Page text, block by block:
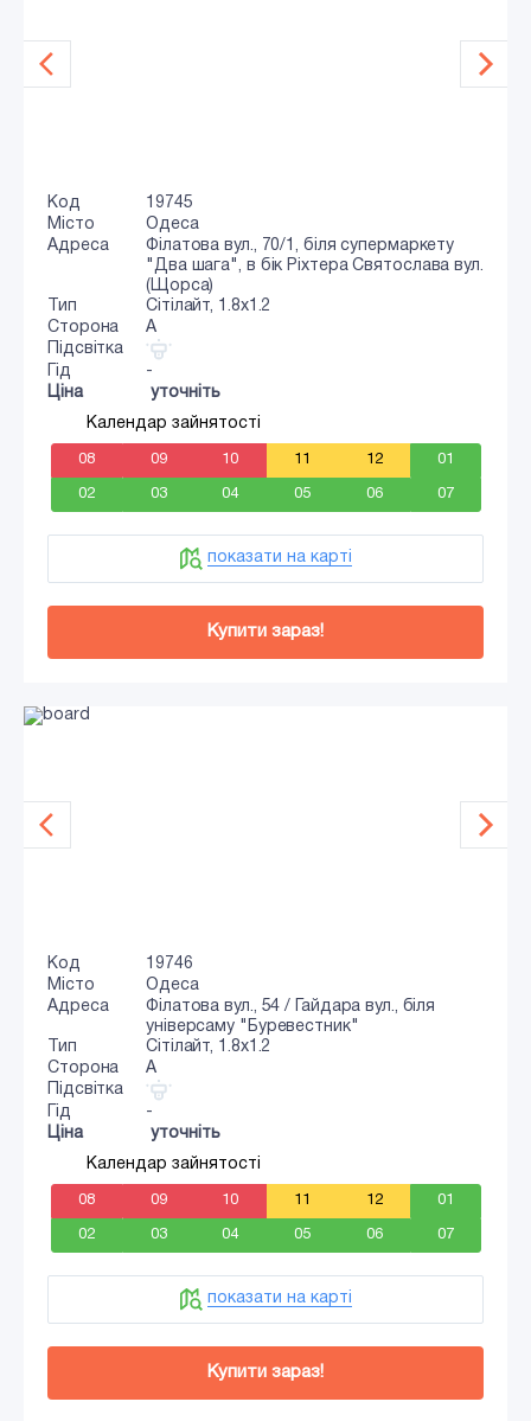
Код
19745
Місто
Одеса
Адреса
Філатова вул., 70/1, біля супермаркету
"Два шага", в бік Ріхтера Святослава вул.
(Щорса)
Тип
Сiтiлайт, 1.8x1.2
Сторона
A
Підсвітка
Гід
-
Ціна
уточніть
Календар зайнятості
08 09 10 11 12 01
02 03 04 05 06 07
показати на карті
Купити зараз!
Код
19746
Місто
Одеса
Адреса
Філатова вул., 54 / Гайдара вул., біля
універсаму "Буревестник"
Тип
Сiтiлайт, 1.8x1.2
Сторона
A
Підсвітка
Гід
-
Ціна
уточніть
Календар зайнятості
08 09 10 11 12 01
02 03 04 05 06 07
показати на карті
Купити зараз!